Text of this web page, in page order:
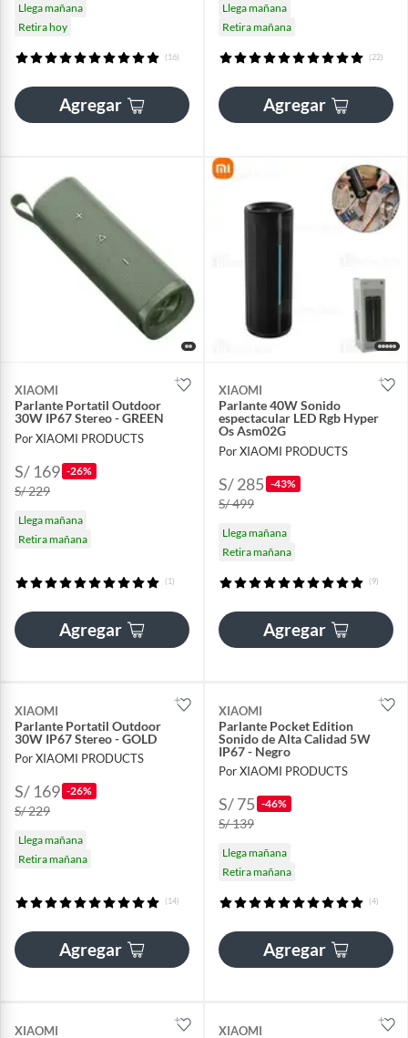
Llega mañana
Retira hoy
(16)
Agregar
Llega mañana
Retira mañana
(22)
Agregar
XIAOMI
Parlante Portatil Outdoor
30W IP67 Stereo - GREEN
Por XIAOMI PRODUCTS
S/ 169 -26%
S/ 229
Llega mañana
Retira mañana
(1)
Agregar
XIAOMI
Parlante 40W Sonido
espectacular LED Rgb Hyper
Os Asm02G
Por XIAOMI PRODUCTS
S/ 285 -43%
S/ 499
Llega mañana
Retira mañana
(9)
Agregar
XIAOMI
Parlante Portatil Outdoor
30W IP67 Stereo - GOLD
Por XIAOMI PRODUCTS
S/ 169 -26%
S/ 229
Llega mañana
Retira mañana
(14)
Agregar
XIAOMI
Parlante Pocket Edition
Sonido de Alta Calidad 5W
IP67 - Negro
Por XIAOMI PRODUCTS
S/ 75 -46%
S/ 139
Llega mañana
Retira mañana
(4)
Agregar
XIAOMI XIAOMI